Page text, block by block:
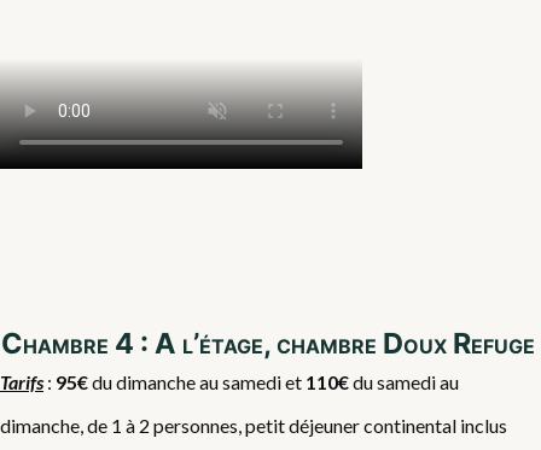
Chambre 4 : A l’étage, chambre Doux Refuge
Tarifs : 95€du dimanche au samedi et 110€du samedi au
dimanche, de 1 à 2 personnes, petit déjeuner continental inclus